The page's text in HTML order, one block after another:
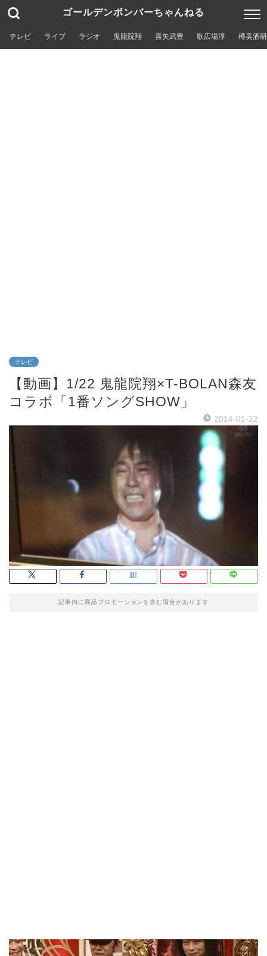
ゴールデンボンバーちゃんねる
テレビ ライブ ラジオ 鬼龍院翔 喜矢武豊 歌広場淳 樽美酒
テレビ
【動画】1/22 鬼龍院翔×T-BOLAN森友
コラボ「1番ソングSHOW」
2014-01-22
記事内に商品プロモーションを含む場合があります